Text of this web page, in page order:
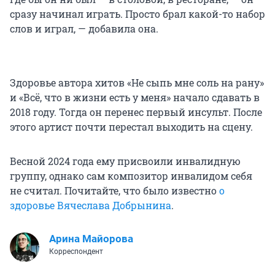
сразу начинал играть. Просто брал какой-то набор
слов и играл, — добавила она.
Здоровье автора хитов «Не сыпь мне соль на рану»
и «Всё, что в жизни есть у меня» начало сдавать в
2018 году. Тогда он перенес первый инсульт. После
этого артист почти перестал выходить на сцену.
Весной 2024 года ему присвоили инвалидную
группу, однако сам композитор инвалидом себя
не считал. Почитайте, что было известноо
здоровье Вячеслава Добрынина.
Арина Майорова
Корреспондент